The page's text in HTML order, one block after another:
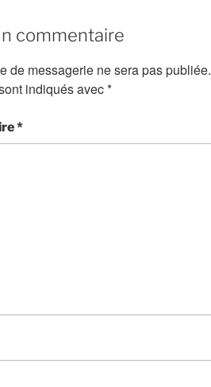
commentaire
de messagerie ne sera pas publiée.
indiqués avec*
*